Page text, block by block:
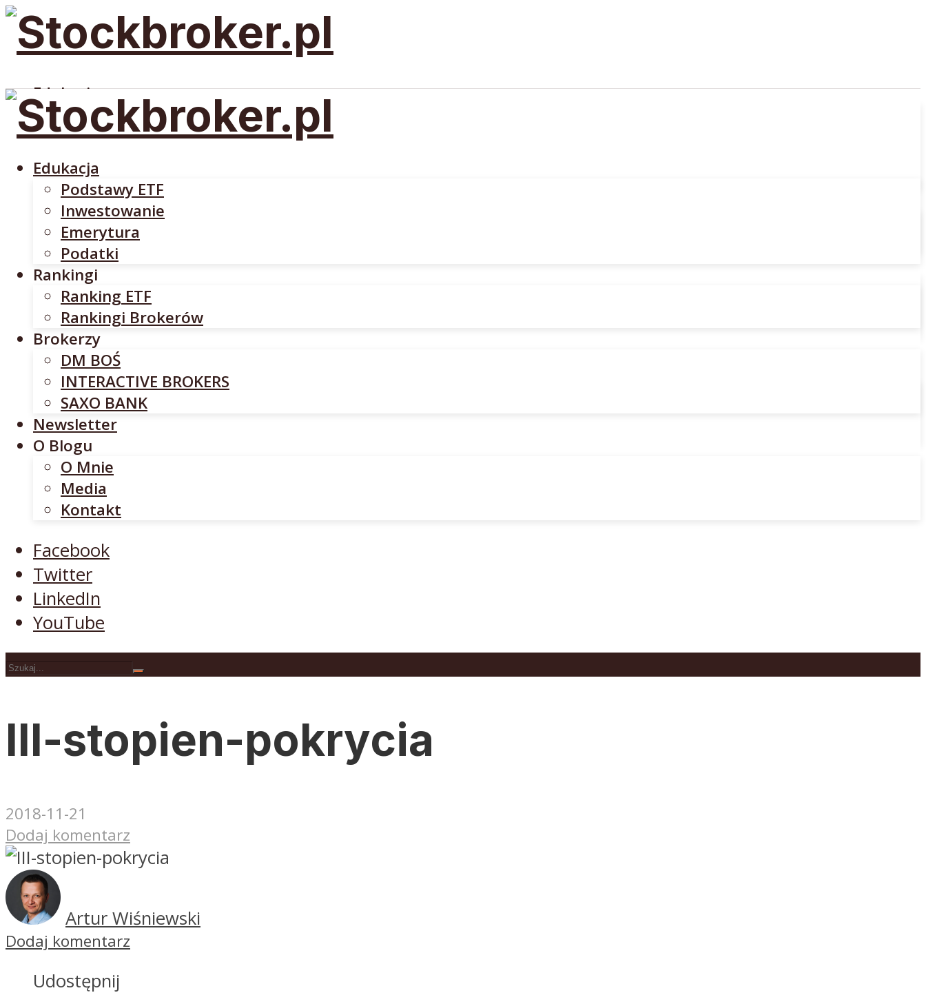
Edukacja
Podstawy ETF
Inwestowanie
Emerytura
Podatki
Rankingi
Ranking ETF
Rankingi Brokerów
Brokerzy
DM BOŚ
INTERACTIVE BROKERS
SAXO BANK
Newsletter
O Blogu
O Mnie
Media
Kontakt
Facebook
Twitter
LinkedIn
YouTube
Edukacja
Podstawy ETF
Inwestowanie
Emerytura
Podatki
Rankingi
Ranking ETF
Rankingi Brokerów
Brokerzy
DM BOŚ
INTERACTIVE BROKERS
SAXO BANK
Newsletter
O Blogu
O Mnie
Media
Kontakt
Facebook
Twitter
LinkedIn
YouTube
III-stopien-pokrycia
2018-11-21
Dodaj komentarz
Artur Wiśniewski
Dodaj komentarz
Udostępnij